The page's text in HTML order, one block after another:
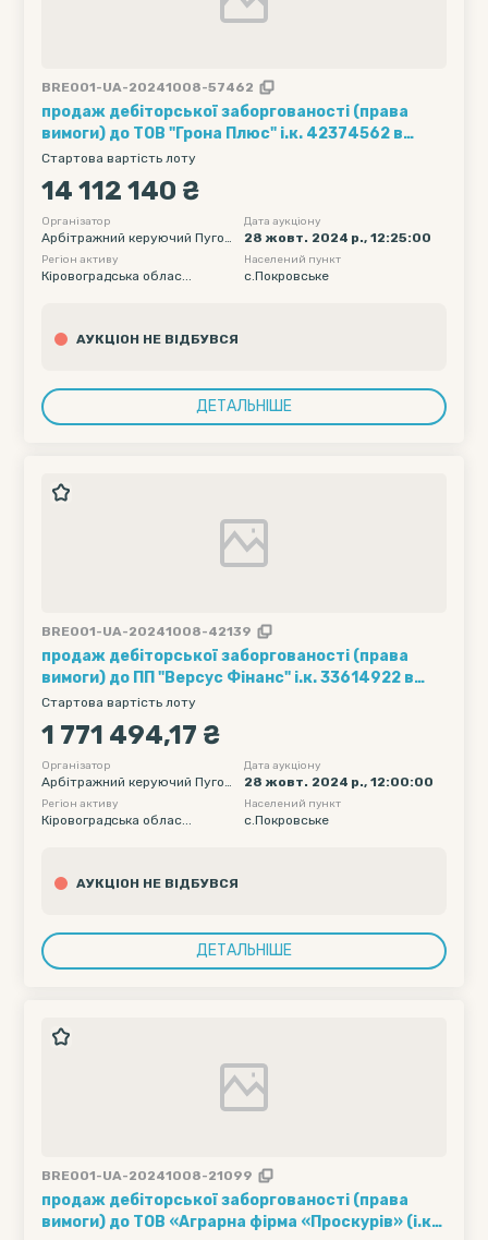
BRE001-UA-20241008-57462
продаж дебіторської заборгованості (права
вимоги) до ТОВ "Грона Плюс" і.к. 42374562 в
розмірі 14112140,0 грн. в процедурі банкрутства
Стартова вартість лоту
14 112 140 ₴
Організатор
Арбітражний керуючий Пугов
кіна Алла Валеріївна
Дата аукціону
28 жовт. 2024 р., 12:25:00
Регіон активу
Кіровоградська облас...
Населений пункт
с.Покровське
АУКЦІОН НЕ ВІДБУВСЯ
ДЕТАЛЬНІШЕ
BRE001-UA-20241008-42139
продаж дебіторської заборгованості (права
вимоги) до ПП "Версус Фінанс" і.к. 33614922 в
розмірі 1771494,17 грн. в процедурі банкрутства
Стартова вартість лоту
1 771 494,17 ₴
Організатор
Арбітражний керуючий Пугов
кіна Алла Валеріївна
Дата аукціону
28 жовт. 2024 р., 12:00:00
Регіон активу
Кіровоградська облас...
Населений пункт
с.Покровське
АУКЦІОН НЕ ВІДБУВСЯ
ДЕТАЛЬНІШЕ
BRE001-UA-20241008-21099
продаж дебіторської заборгованості (права
вимоги) до ТОВ «Аграрна фірма «Проскурів» (і.к.